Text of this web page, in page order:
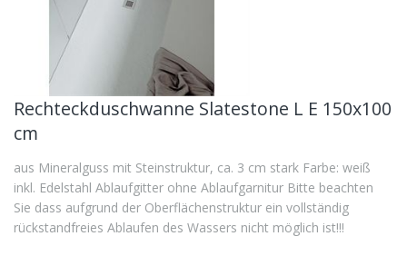
Rechteckduschwanne Slatestone L E 150x100
cm
aus Mineralguss mit Steinstruktur, ca. 3 cm stark Farbe: weiß
inkl. Edelstahl Ablaufgitter ohne Ablaufgarnitur Bitte beachten
Sie dass aufgrund der Oberflächenstruktur ein vollständig
rückstandfreies Ablaufen des Wassers nicht möglich ist!!!